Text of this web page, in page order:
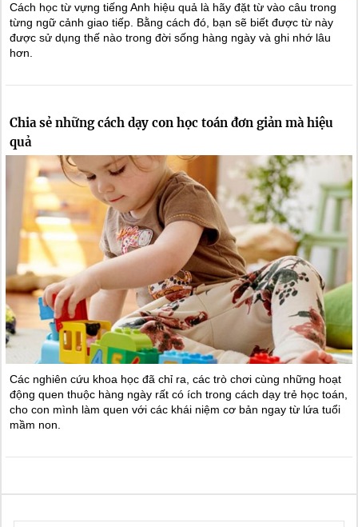
Cách học từ vựng tiếng Anh hiệu quả là hãy đặt từ vào câu trong
từng ngữ cảnh giao tiếp. Bằng cách đó, bạn sẽ biết được từ này
được sử dụng thế nào trong đời sống hàng ngày và ghi nhớ lâu
hơn.
Chia sẻ những cách dạy con học toán đơn giản mà hiệu
quả
Các nghiên cứu khoa học đã chỉ ra, các trò chơi cùng những hoạt
động quen thuộc hàng ngày rất có ích trong cách dạy trẻ học toán,
cho con mình làm quen với các khái niệm cơ bản ngay từ lứa tuổi
mầm non.